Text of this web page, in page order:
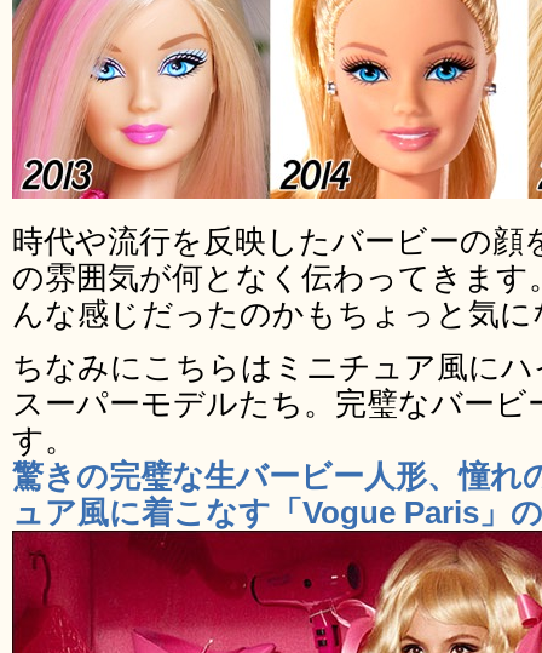
時代や流行を反映したバービーの顔
の雰囲気が何となく伝わってきま
んな感じだったのかもちょっと気
ちなみにこちらはミニチュア風に
スーパーモデルたち。完璧なバー
す。
驚きの完璧な生バービー人形、憧れ
ュア風に着こなす「Vogue Paris」